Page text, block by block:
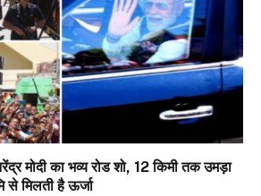
मोदी का भव्य रोड शो, 12 किमी तक उमड़ा
मिलती है ऊर्जा